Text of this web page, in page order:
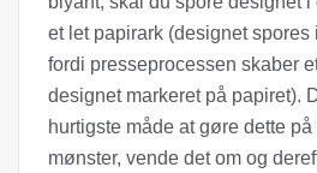
et let papirark (designet spores
fordi presseprocessen skaber
designet markeret på papiret).
hurtigste måde at gøre dette
mønster, vende det om og